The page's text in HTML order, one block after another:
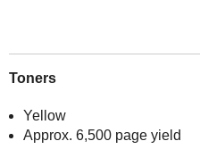
Toners
Yellow
Approx. 6,500 page yield